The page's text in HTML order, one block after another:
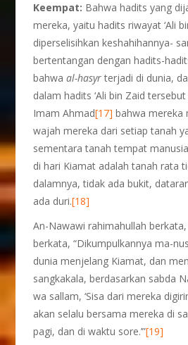
Keempat: Bahwa hadits yang
mereka, yaitu hadits riwayat ‘Ali
diperselisihkan keshahihannya-
bertentangan dengan hadits-
bahwaal-hasyrterjadi di dunia,
dalam hadits ‘Ali bin Zaid
Imam Ahmad[17] bahwa mereka
wajah mereka dari setiap tanah
sementara tanah tempat
di hari Kiamat adalah tanah rata
dalamnya, tidak ada bukit,
ada duri.[18]
An-Nawawi rahimahullah berkata,
berkata, “Dikumpulkannya ma-
dunia menjelang Kiamat, dan
sangkakala, berdasarkan sabda
wa sallam, ‘Sisa dari mereka
akan selalu bersama mereka di
pagi, dan di waktu sore.’”[19]